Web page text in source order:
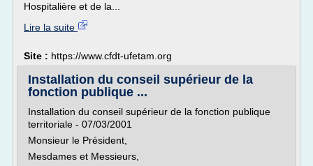
Hospitalière et de la...
Lire la suite
Site : https://www.cfdt-ufetam.org
Installation du conseil supérieur de la
fonction publique ...
Installation du conseil supérieur de la fonction publique
territoriale - 07/03/2001
Monsieur le Président,
Mesdames et Messieurs,